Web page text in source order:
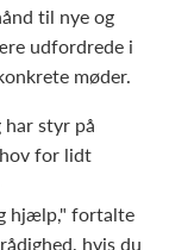
til nye og
udfordrede i
møder.
styr på
for lidt
hjælp," fortalte
hvis du